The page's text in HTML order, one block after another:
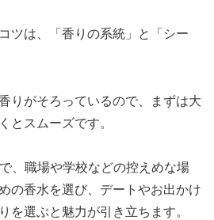
ツは、「香りの系統」と「シー
りがそろっているので、まずは大
とスムーズです。
、職場や学校などの控えめな場
の香水を選び、デートやお出かけ
を選ぶと魅力が引き立ちます。